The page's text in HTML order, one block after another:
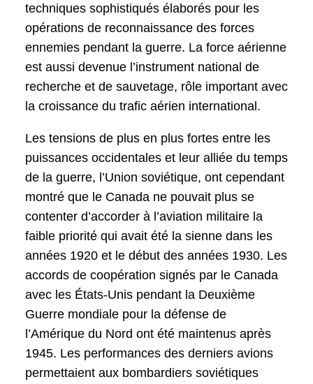
techniques sophistiqués élaborés pour les
opérations de reconnaissance des forces
ennemies pendant la guerre. La force aérienne
est aussi devenue l’instrument national de
recherche et de sauvetage, rôle important avec
la croissance du trafic aérien international.
Les tensions de plus en plus fortes entre les
puissances occidentales et leur alliée du temps
de la guerre, l’Union soviétique, ont cependant
montré que le Canada ne pouvait plus se
contenter d’accorder à l’aviation militaire la
faible priorité qui avait été la sienne dans les
années 1920 et le début des années 1930. Les
accords de coopération signés par le Canada
avec les États-Unis pendant la Deuxième
Guerre mondiale pour la défense de
l’Amérique du Nord ont été maintenus après
1945. Les performances des derniers avions
permettaient aux bombardiers soviétiques